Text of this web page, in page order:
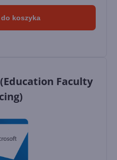
koszyka
Faculty